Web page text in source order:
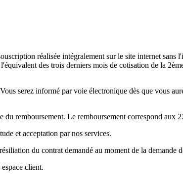
réalisée intégralement sur le site internet sans
des trois derniers mois de cotisation de la
serez informé par voie électronique dès que vous
remboursement. Le remboursement correspond aux
et acceptation par nos services.
du contrat demandé au moment de la demande
client.